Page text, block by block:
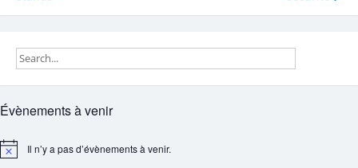
de
Évènements à venir
Notice Il n’y a pas d’évènements à venir.